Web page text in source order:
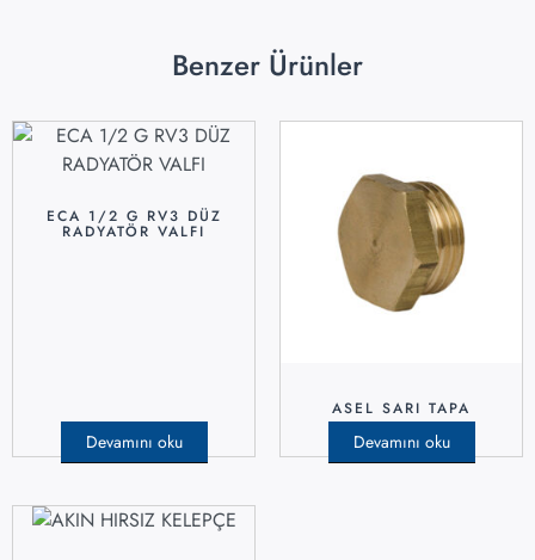
Benzer Ürünler
ECA 1/2 G RV3 DÜZ
RADYATÖR VALFI
Devamını oku
ASEL SARI TAPA
Devamını oku